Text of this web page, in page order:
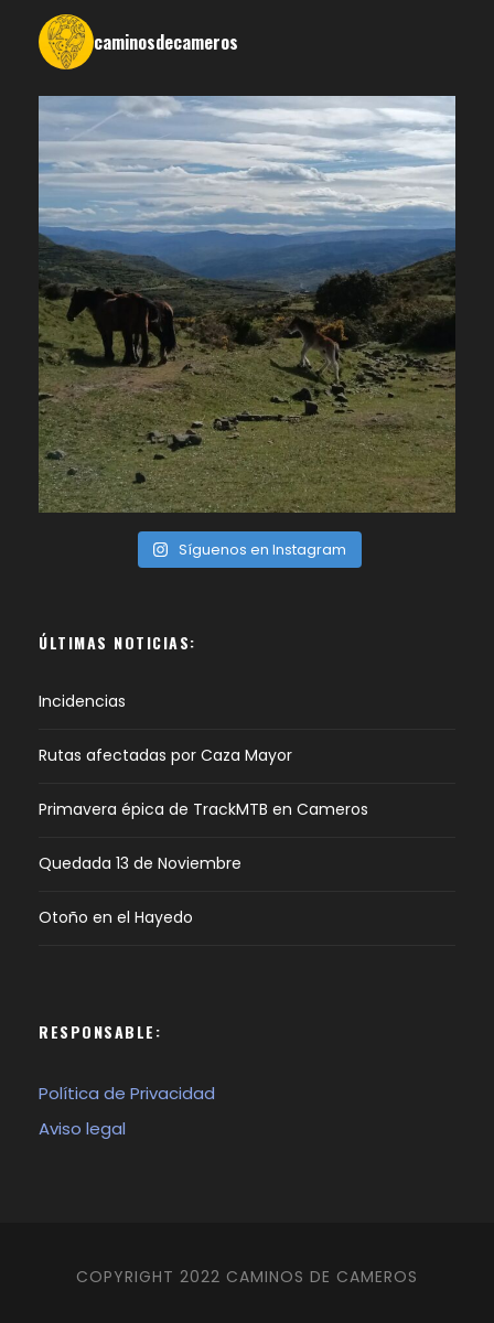
caminosdecameros
Síguenos en Instagram
ÚLTIMAS NOTICIAS:
Incidencias
Rutas afectadas por Caza Mayor
Primavera épica de TrackMTB en Cameros
Quedada 13 de Noviembre
Otoño en el Hayedo
RESPONSABLE:
Política de Privacidad
Aviso legal
COPYRIGHT 2022 CAMINOS DE CAMEROS